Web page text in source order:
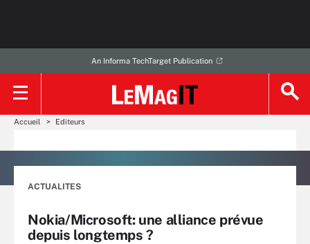
An Informa TechTarget Publication
Accueil Editeurs
ACTUALITES
Nokia/Microsoft: une alliance prévue
depuis longtemps ?